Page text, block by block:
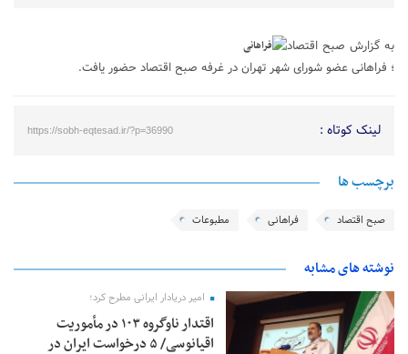
به گزارش صبح اقتصاد
؛ فراهانی عضو شورای شهر تهران در غرفه صبح اقتصاد حضور یافت.
لینک کوتاه : https://sobh-eqtesad.ir/?p=36990
برچسب ها
صبح اقتصاد فراهانی مطبوعات
نوشته های مشابه
امیر دریادار ایرانی مطرح کرد؛
اقتدار ناوگروه ۱۰۳ در مأموریت‌
اقیانوسی/ ۵ درخواست ایران در